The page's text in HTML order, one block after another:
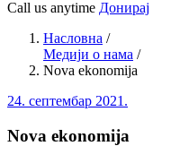
Call us anytime Донирај
Насловна /
Медији о нама /
Nova ekonomija
24. септембар 2021.
Nova ekonomija